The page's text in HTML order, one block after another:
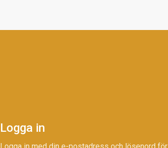
Logga in